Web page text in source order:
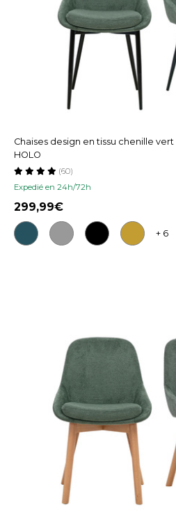
Chaises design en tissu chenille
HOLO
Expedié en 24h/72h
(60)
299,99
+ 6